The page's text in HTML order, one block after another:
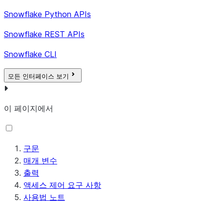
Snowflake Python APIs
Snowflake REST APIs
Snowflake CLI
모든 인터페이스 보기
이 페이지에서
구문
매개 변수
출력
액세스 제어 요구 사항
사용법 노트